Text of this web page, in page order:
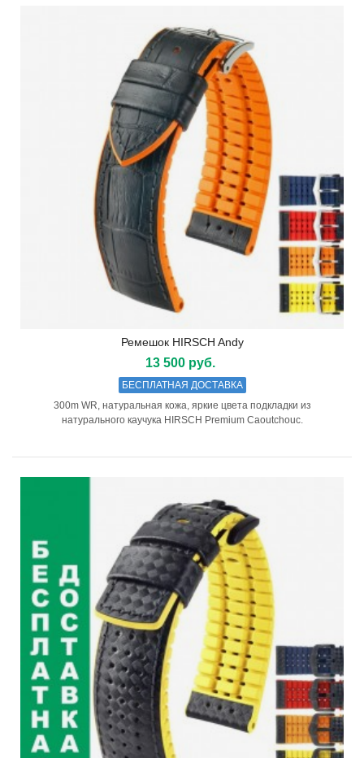
Ремешок HIRSCH Andy
13 500 руб.
БЕСПЛАТНАЯ ДОСТАВКА
300m WR, натуральная кожа, яркие цвета подкладки из
натурального каучука HIRSCH Premium Caoutchouc.